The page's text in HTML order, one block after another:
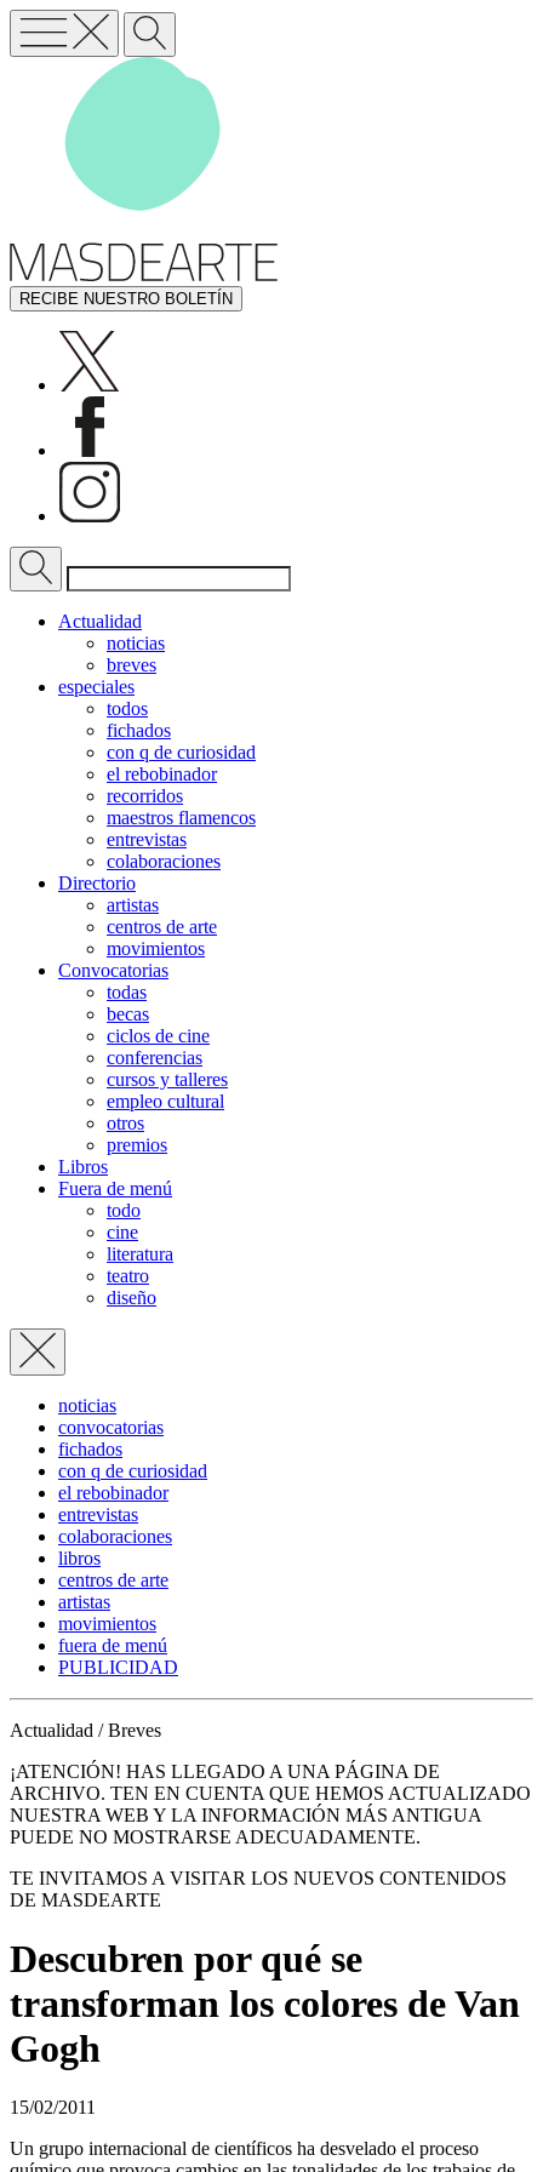
RECIBE NUESTRO BOLETÍN
Actualidad
noticias
breves
especiales
todos
fichados
con q de curiosidad
el rebobinador
recorridos
maestros flamencos
entrevistas
colaboraciones
Directorio
artistas
centros de arte
movimientos
Convocatorias
todas
becas
ciclos de cine
conferencias
cursos y talleres
empleo cultural
otros
premios
Libros
Fuera de menú
todo
cine
literatura
teatro
diseño
noticias
convocatorias
fichados
con q de curiosidad
el rebobinador
entrevistas
colaboraciones
libros
centros de arte
artistas
movimientos
fuera de menú
PUBLICIDAD
Actualidad / Breves
¡ATENCIÓN! HAS LLEGADO A UNA PÁGINA DE
ARCHIVO. TEN EN CUENTA QUE HEMOS ACTUALIZADO
NUESTRA WEB Y LA INFORMACIÓN MÁS ANTIGUA
PUEDE NO MOSTRARSE ADECUADAMENTE.
TE INVITAMOS A VISITAR LOS NUEVOS CONTENIDOS
DE MASDEARTE
Descubren por qué se
transforman los colores de Van
Gogh
15/02/2011
Un grupo internacional de científicos ha desvelado el proceso